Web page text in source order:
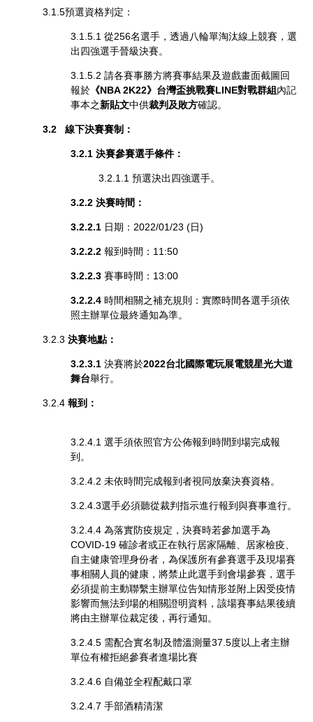
3.1.5預選資格判定：
3.1.5.1 從256名選手，透過八輪單淘汰線上競賽，選
出四強選手晉級決賽。
3.1.5.2 請各賽事勝方將賽事結果及遊戲畫面截圖回
報於 《NBA 2K22》台灣盃挑戰賽LINE對戰群組內記
事本之新貼文中供裁判及敗方確認。
3.2 線下決賽賽制：
3.2.1 決賽參賽選手條件：
3.2.1.1 預選決出四強選手。
3.2.2 決賽時間：
3.2.2.1 日期：2022/01/23 (日)
3.2.2.2 報到時間：11:50
3.2.2.3 賽事時間：13:00
3.2.2.4 時間相關之補充規則：實際時間各選手須依
照主辦單位最終通知為準。
3.2.3 決賽地點：
3.2.3.1 決賽將於2022台北國際電玩展電競星光大道
舞台舉行。
3.2.4 報到：
3.2.4.1 選手須依照官方公佈報到時間到場完成報
到。
3.2.4.2 未依時間完成報到者視同放棄決賽資格。
3.2.4.3選手必須聽從裁判指示進行報到與賽事進行。
3.2.4.4 為落實防疫規定，決賽時若參加選手為
COVID-19 確診者或正在執行居家隔離、居家檢疫、
自主健康管理身份者，為保護所有參賽選手及現場賽
事相關人員的健康，將禁止此選手到會場參賽，選手
必須提前主動聯繫主辦單位告知情形並附上因受疫情
影響而無法到場的相關證明資料，該場賽事結果後續
將由主辦單位裁定後，再行通知。
3.2.4.5 需配合實名制及體溫測量37.5度以上者主辦
單位有權拒絕參賽者進場比賽
3.2.4.6 自備並全程配戴口罩
3.2.4.7 手部酒精清潔